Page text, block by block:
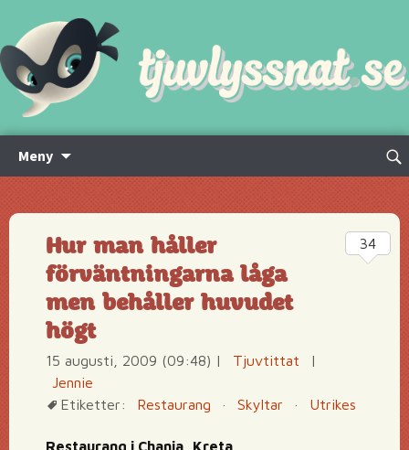
Meny
innehåll
Sök
Hur man håller
förväntningarna låga
men behåller huvudet
högt
15 augusti, 2009 (09:48) | Tjuvtittat
|
Jennie
Etiketter:
Restaurang · Skyltar · Utrikes
Restaurang i Chania, Kreta
34